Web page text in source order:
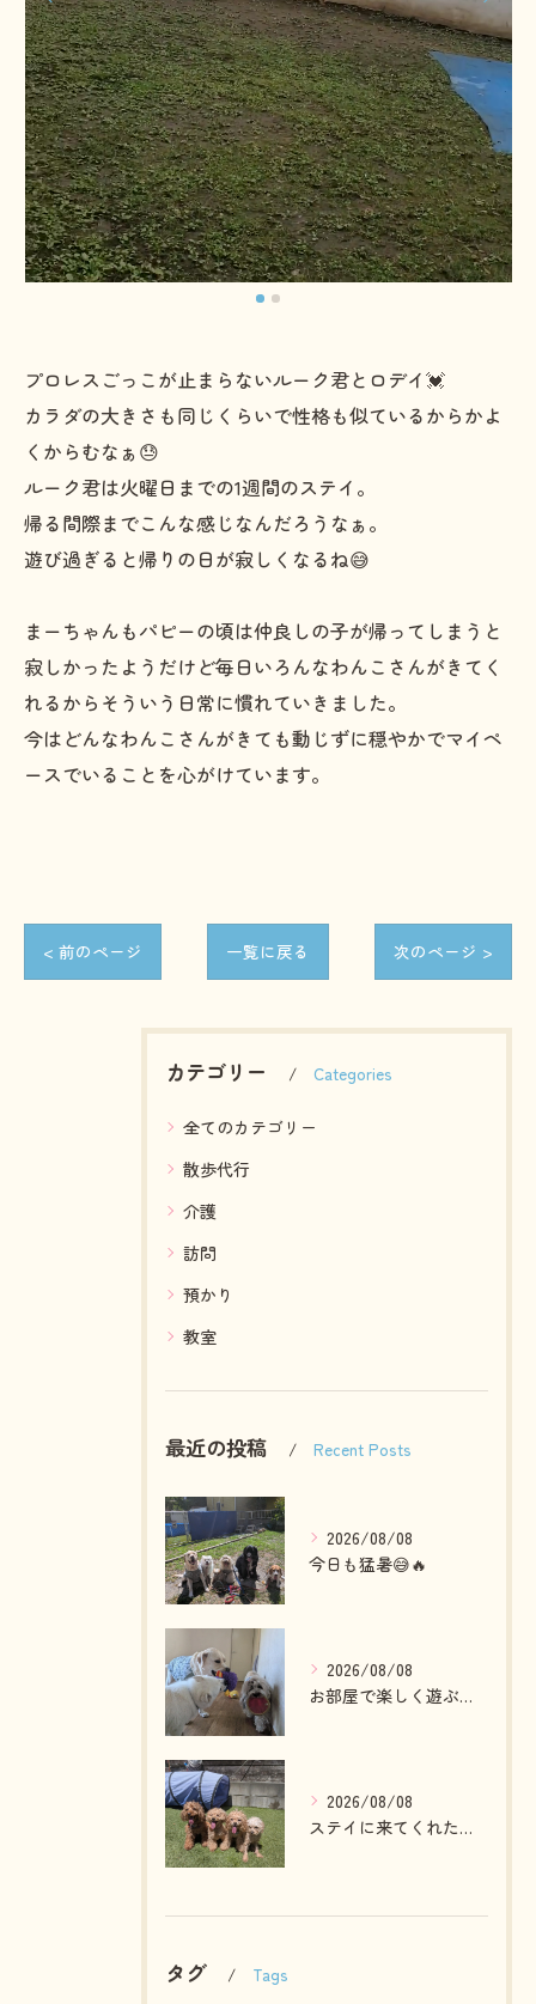
プロレスごっこが止まらないルーク君とロデイ💓
カラダの大きさも同じくらいで性格も似ているからかよ
くからむなぁ😓
ルーク君は火曜日までの1週間のステイ。
帰る間際までこんな感じなんだろうなぁ。
遊び過ぎると帰りの日が寂しくなるね😅
まーちゃんもパピーの頃は仲良しの子が帰ってしまうと
寂しかったようだけど毎日いろんなわんこさんがきてく
れるからそういう日常に慣れていきました。
今はどんなわんこさんがきても動じずに穏やかでマイペ
ースでいることを心がけています。
< 前のページ 一覧に戻る 次のページ >
カテゴリー Categories
全てのカテゴリー
散歩代行
介護
訪問
預かり
教室
最近の投稿 Recent Posts
2026/08/08
今日も猛暑😅🔥
2026/08/08
お部屋で楽しく遊ぶわんこさん💓
2026/08/08
ステイに来てくれたプードルファミリー💓
タグ Tags